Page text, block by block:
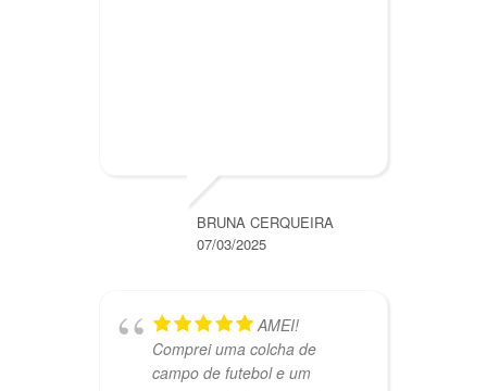
BRUNA CERQUEIRA
07/03/2025
AMEI!
Comprei uma colcha de
campo de futebol e um